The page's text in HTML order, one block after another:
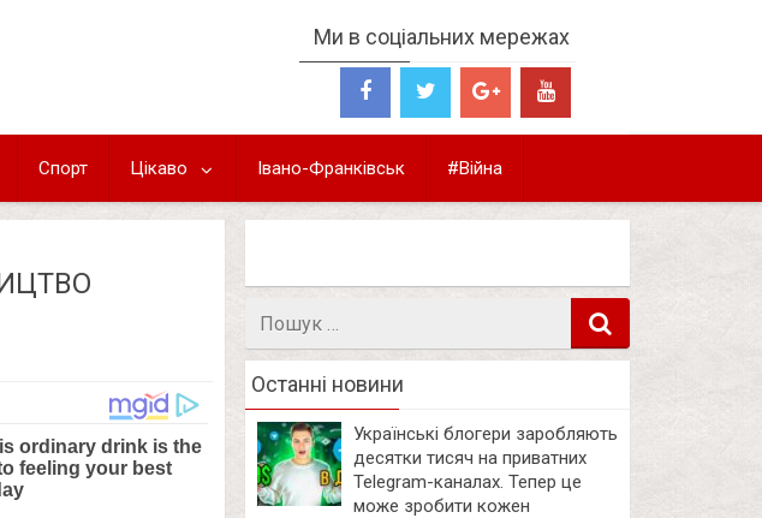
Ми в соціальних мережах
Спорт Цікаво Івано-Франківськ #Війна
Останні новини
Українські блогери заробляють
десятки тисяч на приватних
Telegram-каналах. Тепер це
може зробити кожен